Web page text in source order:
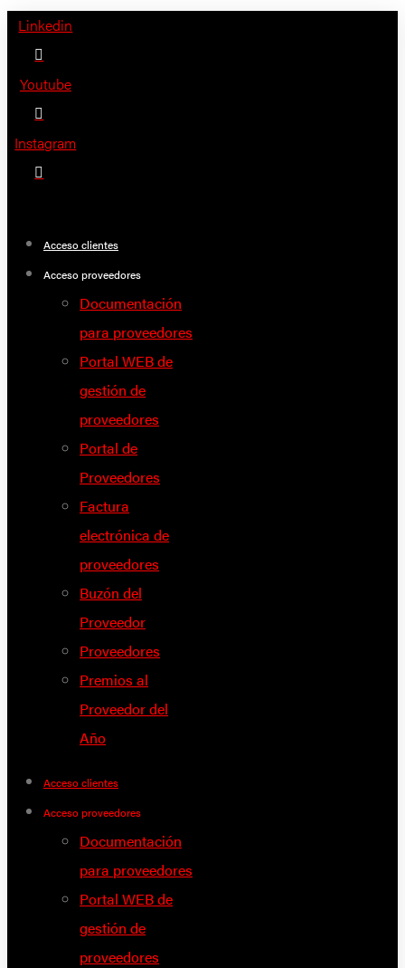
Saltar
contenido
Linkedin
Youtube
Instagram
Acceso clientes
Acceso proveedores
Documentación
para proveedores
Portal WEB de
gestión de
proveedores
Portal de
Proveedores
Factura
electrónica de
proveedores
Buzón del
Proveedor
Proveedores
Premios al
Proveedor del
Año
Acceso clientes
Acceso proveedores
Documentación
para proveedores
Portal WEB de
gestión de
proveedores